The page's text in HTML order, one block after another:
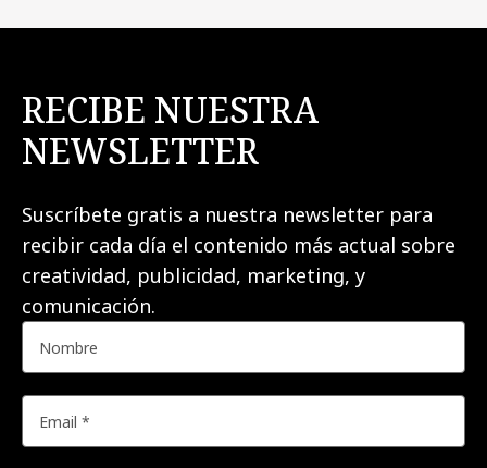
RECIBE NUESTRA
NEWSLETTER
Suscríbete gratis a nuestra newsletter para
recibir cada día el contenido más actual sobre
creatividad, publicidad, marketing, y
comunicación.